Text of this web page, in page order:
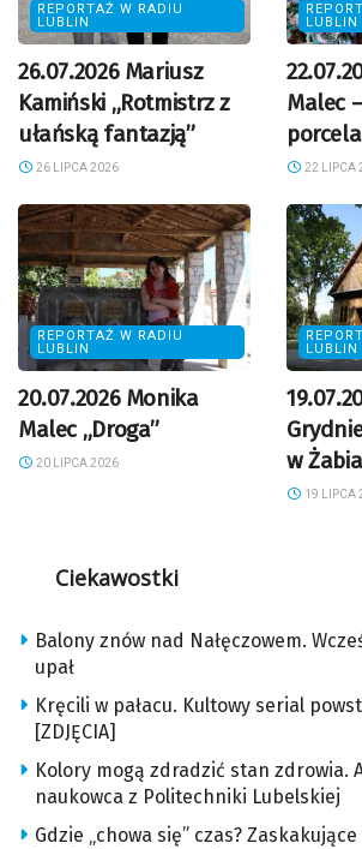
REPORTAŻ W RADIU
LUBLIN
26.07.2026 Mariusz
Kamiński „Rotmistrz z
ułańską fantazją”
26 LIPCA 2026
LUBLIN
Malec
22 LIPCA
REPORTAŻ W RADIU
LUBLIN
20.07.2026 Monika
Malec „Droga”
20 LIPCA 2026
LUBLIN
w
19 LIPCA
Ciekawostki
Balony znów nad Nałęczowem.
upał
Kręcili w pałacu. Kultowy serial
[ZDJĘCIA]
Kolory mogą zdradzić stan zdrowia.
naukowca z Politechniki Lubelskiej
Gdzie „chowa się” czas?